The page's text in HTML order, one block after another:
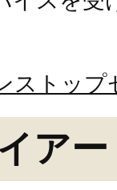
ストップ
ア